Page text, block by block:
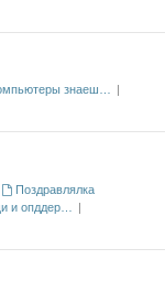
знаеш…
Поздравлялка
и опддер…